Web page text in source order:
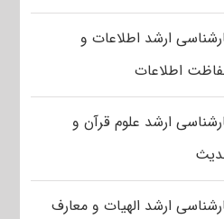
ارشد اطلاعات و
اطلاعات
ارشد علوم قرآن و
ارشد الهیات و معارف